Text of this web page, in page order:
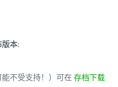
版本:
不受支持！）可在 存档下载